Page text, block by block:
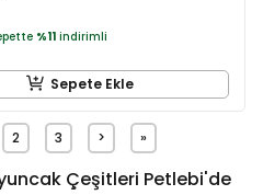
%11 indirimli
Sepete Ekle
2 3 > »
Çeşitleri Petlebi'de